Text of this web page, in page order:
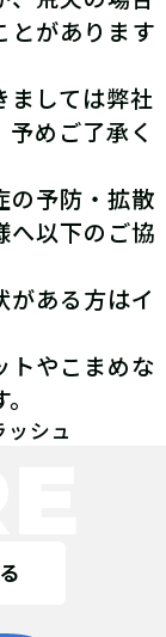
とがあります
ましては弊社
めご了承く
の予防・拡散
へ以下のご協
ある方はイ
トやこまめな
ッシュ